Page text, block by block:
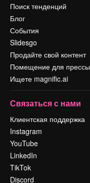
Поиск тенденций
Блог
События
Slidesgo
Продайте свой контент
Помещение для прессы
Ищете magnific.ai
Связаться с нами
Клиентская поддержка
Instagram
YouTube
LinkedIn
TikTok
Discord